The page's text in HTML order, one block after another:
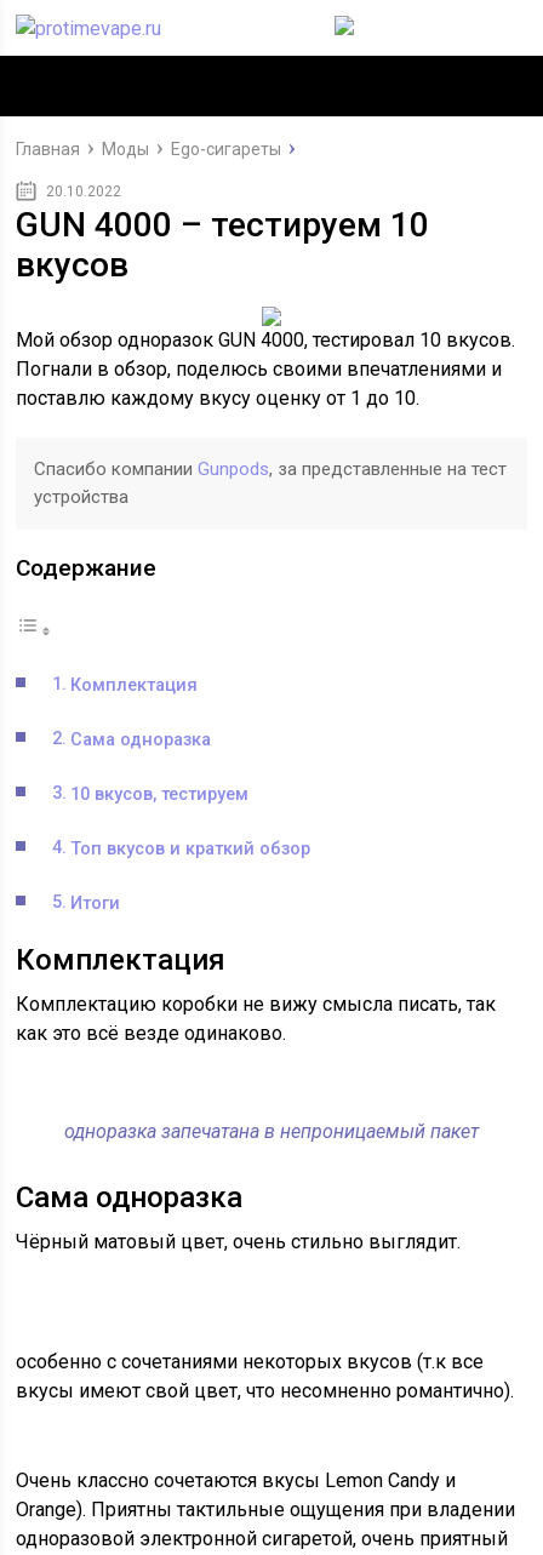
Главная Моды Ego-сигареты
20.10.2022
GUN 4000 – тестируем 10
вкусов
Мой обзор одноразок GUN 4000, тестировал 10 вкусов.
Погнали в обзор, поделюсь своими впечатлениями и
поставлю каждому вкусу оценку от 1 до 10.
Спасибо компанииGunpods, за представленные на тест
устройства
Содержание
Комплектация
Сама одноразка
10 вкусов, тестируем
Топ вкусов и краткий обзор
Итоги
Комплектация
Комплектацию коробки не вижу смысла писать, так
как это всё везде одинаково.
одноразка запечатана в непроницаемый пакет
Сама одноразка
Чёрный матовый цвет, очень стильно выглядит.
особенно с сочетаниями некоторых вкусов (т.к все
вкусы имеют свой цвет, что несомненно романтично).
Очень классно сочетаются вкусы Lemon Candy и
Orange). Приятны тактильные ощущения при владении
одноразовой электронной сигаретой, очень приятный